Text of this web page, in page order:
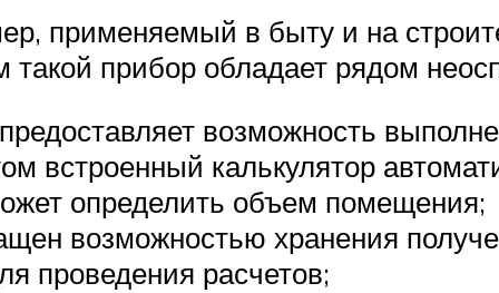
применяемый в быту и на
такой прибор обладает рядом
возможность
встроенный калькулятор
определить объем помещения;
возможностью хранения
проведения расчетов;